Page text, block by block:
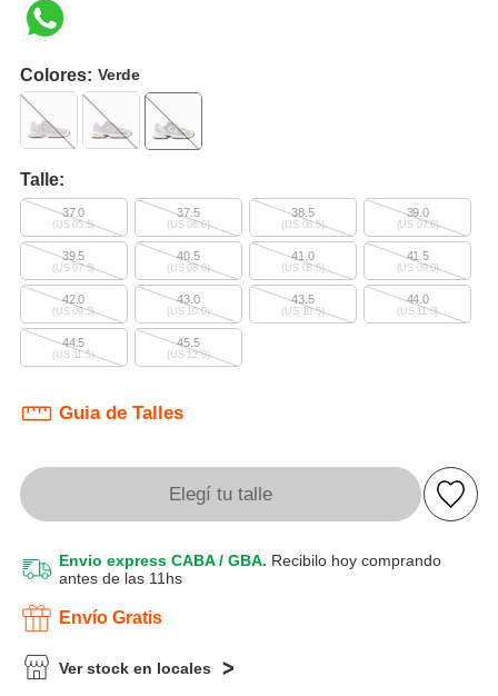
Colores: Verde
Talle:
37.0
(US 05.5)
37.5
(US 06.0)
38.5
(US 06.5)
39.0
(US 07.0)
39.5
(US 07.5)
40.5
(US 08.0)
41.0
(US 08.5)
41.5
(US 09.0)
42.0
(US 09.5)
43.0
(US 10.0)
43.5
(US 10.5)
44.0
(US 11.0)
44.5
(US 11.5)
45.5
(US 12.0)
Guia de Talles
Elegí tu talle
Envio express CABA / GBA. Recibilo hoy comprando
antes de las 11hs
Envío Gratis
Ver stock en locales